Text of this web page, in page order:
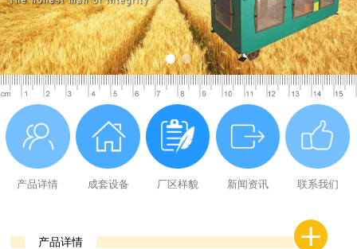
产品详情 成套设备 厂区样貌 新闻资讯 联系我们
产品详情